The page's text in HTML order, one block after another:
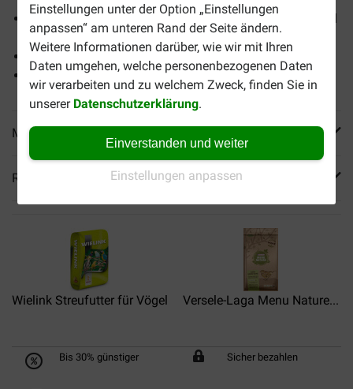
Einstellungen unter der Option „Einstellungen
anpassen“ am unteren Rand der Seite ändern.
Weitere Informationen darüber, wie wir mit Ihren
Daten umgehen, welche personenbezogenen Daten
wir verarbeiten und zu welchem Zweck, finden Sie in
unserer Datenschutzerklärung.
Einverstanden und weiter
Einstellungen anpassen
Abwechslungsreiche Variation von Samen, Getreide und
Nüssen
Ganzjährig fütterbar
Kann ausgestreut werden
Mehr Produktinfos
Reviews
Wielink Streufutter für Vögel Versele-Laga Menu Nature...
Bis 30% günstiger Sicher bezahlen